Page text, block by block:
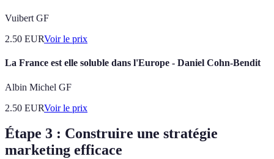
Vuibert GF
2.50 EURVoir le prix
La France est elle soluble dans l'Europe - Daniel Cohn-Bendit
Albin Michel GF
2.50 EURVoir le prix
Étape 3 : Construire une stratégie
marketing efficace